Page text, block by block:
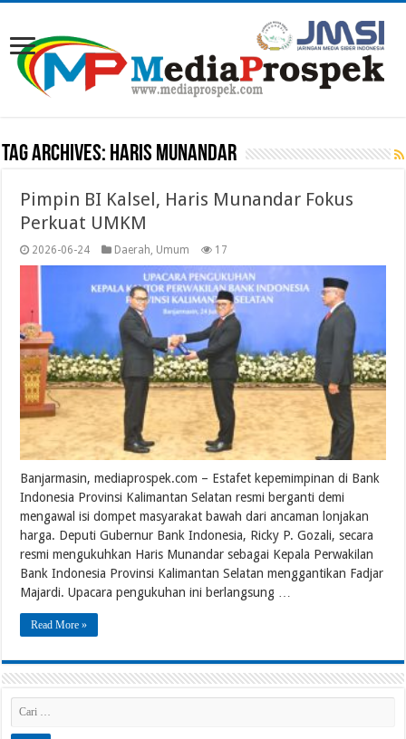
Tag Archives: HARIS MUNANDAR
Pimpin BI Kalsel, Haris Munandar Fokus
Perkuat UMKM
2026-06-24 Daerah, Umum 17
Banjarmasin, mediaprospek.com – Estafet kepemimpinan di Bank
Indonesia Provinsi Kalimantan Selatan resmi berganti demi
mengawal isi dompet masyarakat bawah dari ancaman lonjakan
harga. Deputi Gubernur Bank Indonesia, Ricky P. Gozali, secara
resmi mengukuhkan Haris Munandar sebagai Kepala Perwakilan
Bank Indonesia Provinsi Kalimantan Selatan menggantikan Fadjar
Majardi. Upacara pengukuhan ini berlangsung …
Read More »